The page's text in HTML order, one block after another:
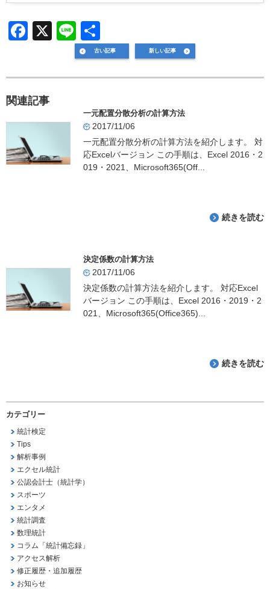
F
b
o
o
k
X
Li
n
有
古い記事 新しい記事
関連記事
一元配置分散分析の計算方法
2017/11/06
一元配置分散分析の計算方法を紹介します。 対
応Excelバージョン この手順は、Excel 2016・2
019・2021、Microsoft365(Off...
続きを読む
決定係数の計算方法
2017/11/06
決定係数の計算方法を紹介します。 対応Excel
バージョン この手順は、Excel 2016・2019・2
021、Microsoft365(Office365)...
続きを読む
カテゴリー
統計検定
Tips
解析事例
エクセル統計
公認会計士（統計学）
スポーツ
エンタメ
統計調査
数理統計
コラム「統計備忘録」
アクセス解析
修正履歴・追加履歴
お知らせ